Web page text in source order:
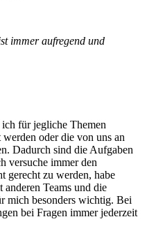
immer aufregend und
für jegliche Themen
oder die von uns an
Dadurch sind die Aufgaben
versuche immer den
gerecht zu werden, habe
Teams und die
mich besonders wichtig. Bei
bei Fragen immer jederzeit